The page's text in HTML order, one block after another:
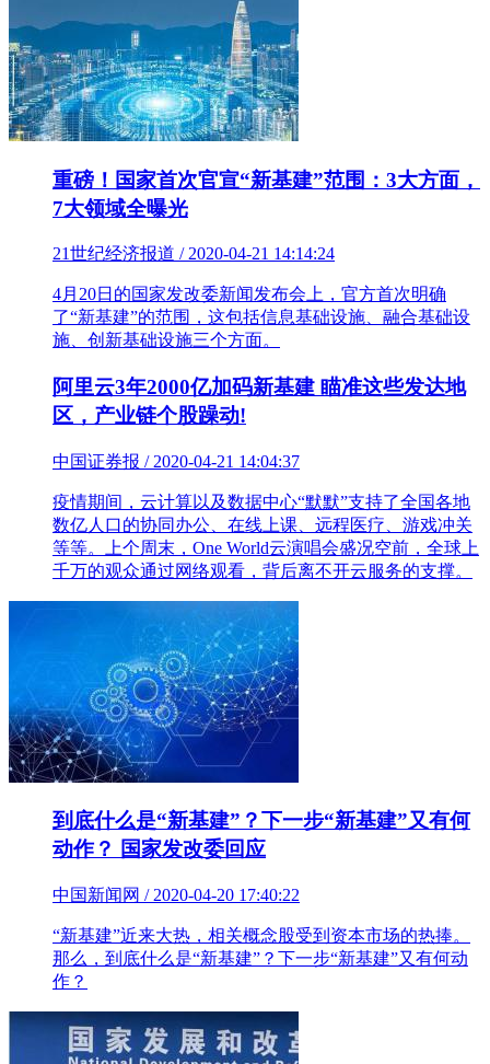
重磅！国家首次官宣“新基建”范围：3大方面，
7大领域全曝光
21世纪经济报道 / 2020-04-21 14:14:24
4月20日的国家发改委新闻发布会上，官方首次明确
了“新基建”的范围，这包括信息基础设施、融合基础设
施、创新基础设施三个方面。
阿里云3年2000亿加码新基建 瞄准这些发达地
区，产业链个股躁动!
中国证券报 / 2020-04-21 14:04:37
疫情期间，云计算以及数据中心“默默”支持了全国各地
数亿人口的协同办公、在线上课、远程医疗、游戏冲关
等等。上个周末，One World云演唱会盛况空前，全球上
千万的观众通过网络观看，背后离不开云服务的支撑。
到底什么是“新基建”？下一步“新基建”又有何
动作？ 国家发改委回应
中国新闻网 / 2020-04-20 17:40:22
“新基建”近来大热，相关概念股受到资本市场的热捧。
那么，到底什么是“新基建”？下一步“新基建”又有何动
作？